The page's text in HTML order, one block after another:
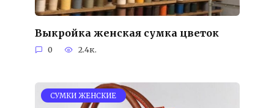
Выкройка женская сумка цветок
0 2.4к.
СУМКИ ЖЕНСКИЕ